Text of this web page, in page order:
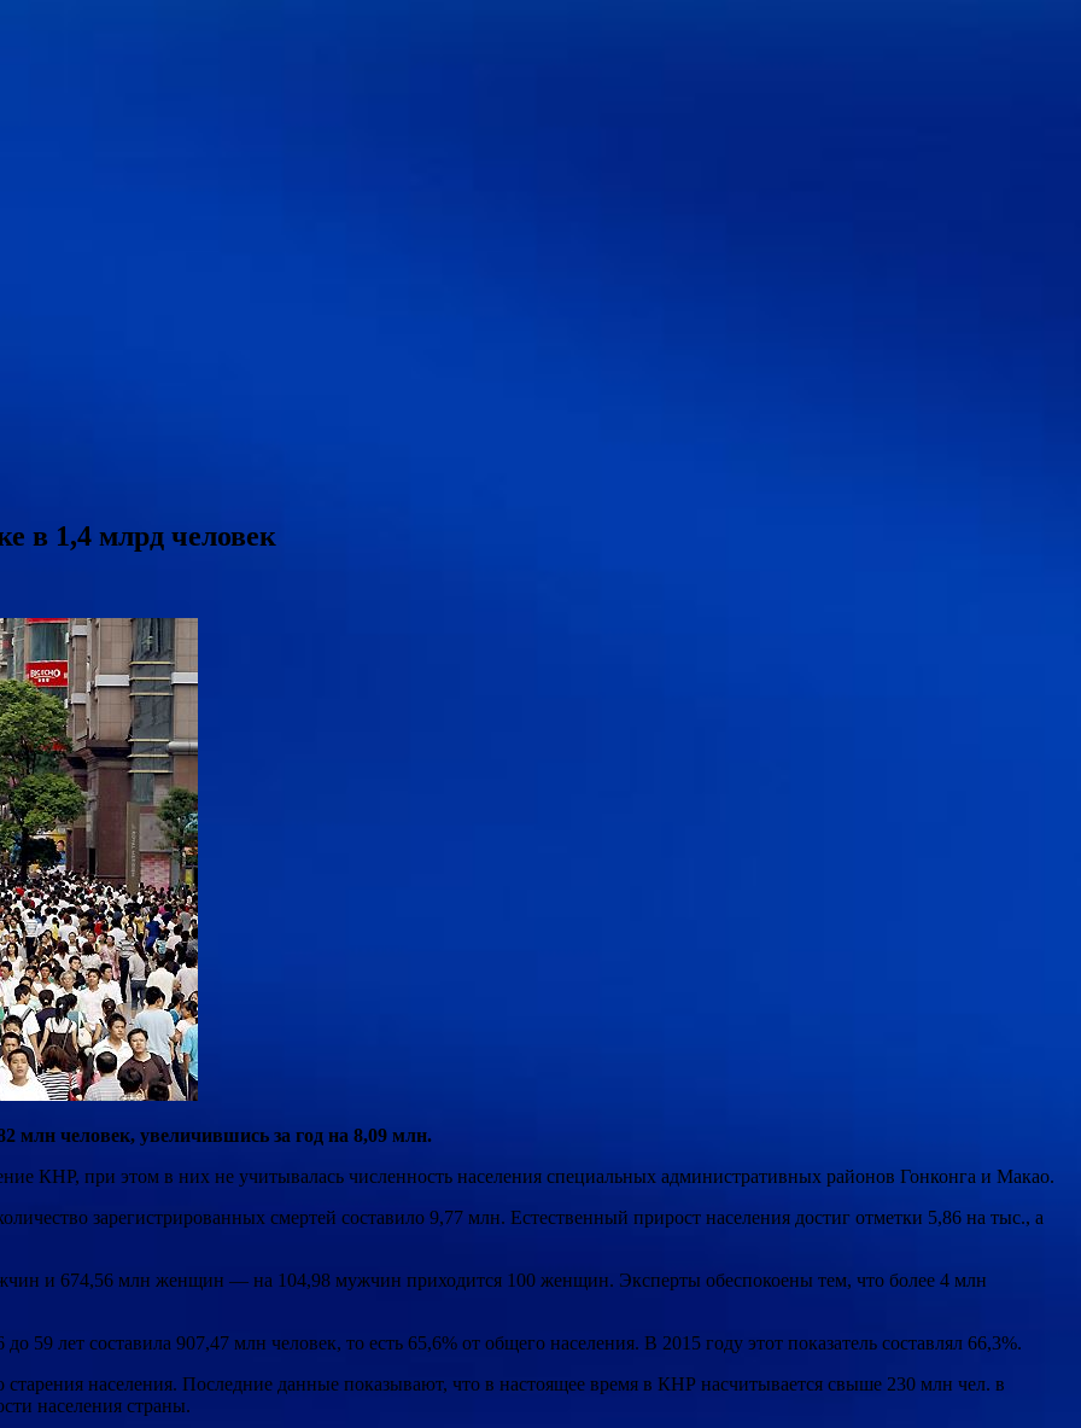
в 1,4 млрд человек
млн человек, увеличившись за год на 8,09 млн.
КНР, при этом в них не учитывалась численность населения специальных административных районов Гонконга и Макао.
зарегистрированных смертей составило 9,77 млн. Естественный прирост населения достиг отметки 5,86 на тыс., а
и 674,56 млн женщин — на 104,98 мужчин приходится 100 женщин. Эксперты обеспокоены тем, что более 4 млн
59 лет составила 907,47 млн человек, то есть 65,6% от общего населения. В 2015 году этот показатель составлял 66,3%.
населения. Последние данные показывают, что в настоящее время в КНР насчитывается свыше 230 млн чел. в
населения страны.